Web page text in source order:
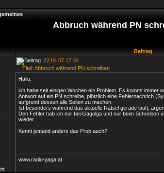
Abbruch während PN
Beitrag
22.04.07 17:34
Titel: Abbruch während PN schreiben
Hallo,
ich habe seit einigen Wochen ein Problem. Es kommt immer
Antwort auf ein PN schreibe, plötzlich eine Fehlernachrich
aufgrund dessen alle Seiten zu machen.
Ist besonders während das aktuelle Rätsel gerade läuft,
Den Fehler hab ich nur bei Gagolga und nur beim Schreiben
wieder.
Kennt jemand anders das Prob auch?
www.radio-gaga.at